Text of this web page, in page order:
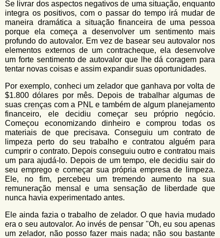
Se livrar dos aspectos negativos de uma situação, enquanto
integra os positivos, com o passar do tempo irá mudar de
maneira dramática a situação financeira de uma pessoa
porque ela começa a desenvolver um sentimento mais
profundo do autovalor. Em vez de basear seu autovalor nos
elementos externos de um contracheque, ela desenvolve
um forte sentimento de autovalor que lhe dá coragem para
tentar novas coisas e assim expandir suas oportunidades.
Por exemplo, conheci um zelador que ganhava por volta de
$1.800 dólares por mês. Depois de trabalhar algumas de
suas crençascom a PNL e também de algum planejamento
financeiro, ele decidiu começar seu próprio negócio.
Começou economizando dinheiro e comprou todas os
materiais de que precisava. Conseguiu um contrato de
limpeza perto do seu trabalho e contratou alguém para
cumprir o contrato. Depois conseguiu outro e contratou mais
um para ajudá-lo. Depois de um tempo, ele decidiu sair do
seu emprego e começar sua própria empresa de limpeza.
Ele, no fim, percebeu um tremendo aumento na sua
remuneração mensal e uma sensação de liberdade que
nunca havia experimentado antes.
Ele ainda fazia o trabalho de zelador. O que havia mudado
era o seu autovalor. Ao invés de pensar "Oh, eu sou apenas
um zelador, não posso fazer mais nada; não sou bastante